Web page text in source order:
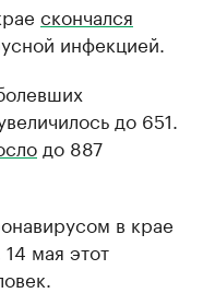
скончался
инфекцией.
до 651.
до 887
в крае
14 мая этот